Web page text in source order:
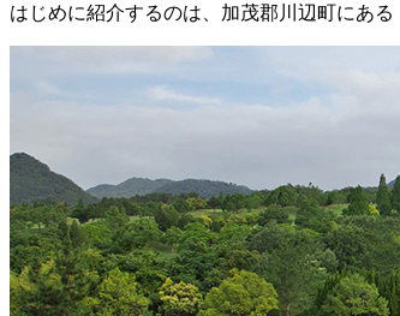
はじめに紹介するのは、加茂郡川辺町にあ